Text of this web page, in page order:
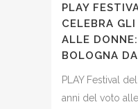
PLAY
CELEBRA
ALLE
BOLOGNA
PLAY Festival
anni del voto